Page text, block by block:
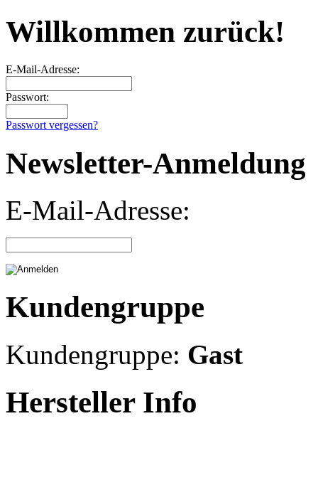
Willkommen zurück!
E-Mail-Adresse:
Passwort:
Passwort vergessen?
Newsletter-Anmeldung
E-Mail-Adresse:
Kundengruppe
Kundengruppe: Gast
Hersteller Info